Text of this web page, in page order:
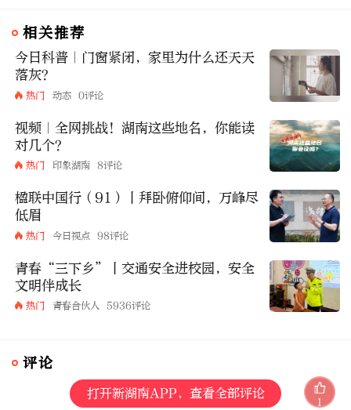
相关推荐
今日科普｜门窗紧闭，家里为什么还天天
落灰？
热门 动态 0评论
视频｜全网挑战！湖南这些地名，你能读
对几个？
热门 印象湖南 8评论
楹联中国行（91）丨拜卧俯仰间，万峰尽
低眉
热门 今日视点 98评论
青春“三下乡”丨交通安全进校园，安全
文明伴成长
热门 青春合伙人 5936评论
评论
打开新湖南APP，查看全部评论
1